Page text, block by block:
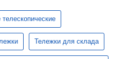
Тележки для склада